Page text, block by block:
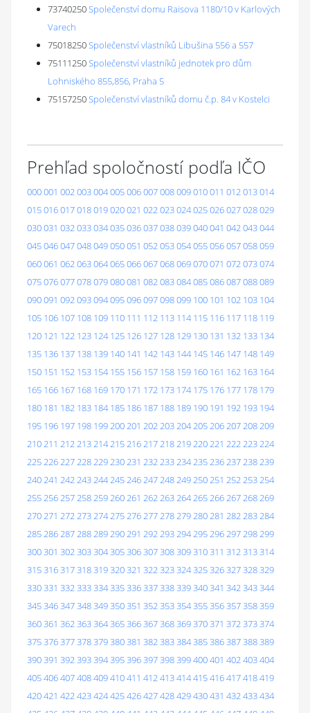
73740250Společenství domu Raisova 1180/10 v Karlových
Varech
75018250Společenství vlastníků Libušina 556 a 557
75111250Společenství vlastníků jednotek pro dům
Lohniského 855,856, Praha 5
75157250Společenství vlastníků domu č.p. 84 v Kostelci
Prehľad spoločností podľa IČO
000001 002003004005006007008009010011 012013014
015016017018019020021 022023024025026027028029
030031 032033034035036037038039040041 042043044
045046047048049050051 052053054055056057058059
060061 062063064065066067068069070071 072073074
075076077078079080081 082083084085086087088089
090091 092093094095096097098099 100 101 102 103 104
105 106 107 108 109 110 111 112 113 114 115 116 117 118 119
120 121 122 123 124 125 126 127 128 129 130 131 132 133 134
135 136 137 138 139 140 141 142 143 144 145 146 147 148 149
150 151 152 153 154 155 156 157 158 159 160 161 162 163 164
165 166 167 168 169 170 171 172 173 174 175 176 177 178 179
180 181 182 183 184 185 186 187 188 189 190 191 192 193 194
195 196 197 198 199200201 202203204205206207208209
210211 212213214215216217218219220221 222223224
225226227228229230231 232233234235236237238239
240241 242243244245246247248249250251 252253254
255256257258259260261 262263264265266267268269
270271 272273274275276277278279280281 282283284
285286287288289290291 292293294295296297298299
300301 302303304305306307308309310311 312313314
315316317318319320321 322323324325326327328329
330331 332333334335336337338339340341 342343344
345346347348349350351 352353354355356357358359
360361 362363364365366367368369370371 372373374
375376377378379380381 382383384385386387388389
390391 392393394395396397398399400401 402403404
405406407408409410411 412413414415416417418419
420421 422423424425426427428429430431 432433434